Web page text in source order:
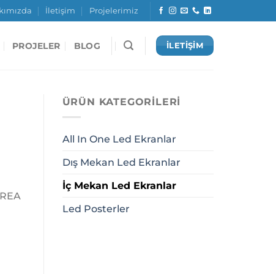
İletişim Projelerimiz
PROJELER BLOG İLETİŞİM
ÜRÜN KATEGORILERI
All In One Led Ekranlar
Dış Mekan Led Ekranlar
İç Mekan Led Ekranlar
Led Posterler